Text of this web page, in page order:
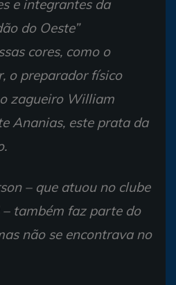
e integrantes da
do Oeste”
cores, como o
o preparador físico
zagueiro William
Ananias, este prata da
– que atuou no clube
também faz parte do
não se encontrava no